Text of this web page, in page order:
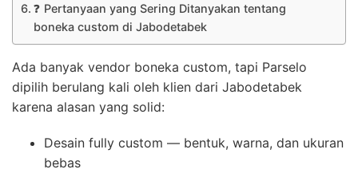
❓ Pertanyaan yang Sering Ditanyakan tentang
boneka custom di Jabodetabek
Ada banyak vendor boneka custom, tapi Parselo
dipilih berulang kali oleh klien dari Jabodetabek
karena alasan yang solid:
Desain fully custom — bentuk, warna, dan ukuran
bebas